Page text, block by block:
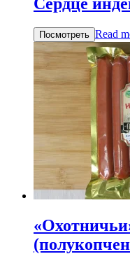
Посмотреть Read